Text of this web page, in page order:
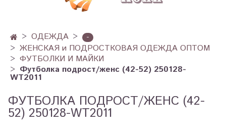
ОДЕЖДА
-
ЖЕНСКАЯ и ПОДРОСТКОВАЯ ОДЕЖДА ОПТОМ
ФУТБОЛКИ И МАЙКИ
Футболка подрост/женс (42-52) 250128-
WT2011
ФУТБОЛКА ПОДРОСТ/ЖЕНС (42-
52) 250128-WT2011